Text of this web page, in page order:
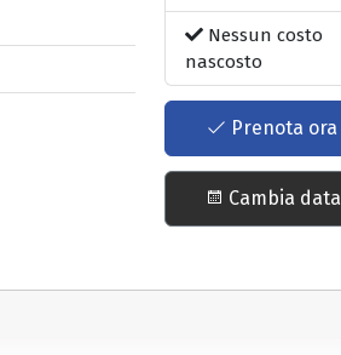
Nessun costo
nascosto
Prenota ora
Cambia data